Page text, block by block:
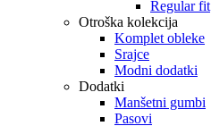
Regular fit
Otroška kolekcija
Komplet obleke
Srajce
Modni dodatki
Dodatki
Manšetni gumbi
Pasovi